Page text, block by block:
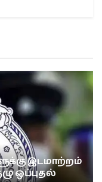
இடமாற்றம்
ஒப்புதல்